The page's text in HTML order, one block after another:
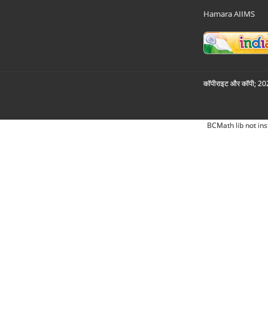
Hamara AIIMS
कॉपीराइट और कॉपी;
BCMath lib not